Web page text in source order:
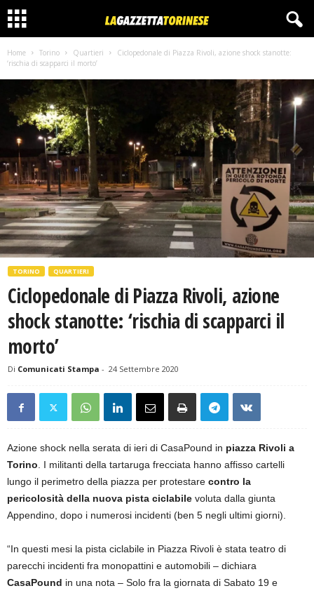
Home Torino Quartieri
Ciclopedonale di Piazza Rivoli, azione shock stanotte:
‘rischia di scapparci il morto’
TORINO QUARTIERI
Ciclopedonale di Piazza Rivoli, azione
shock stanotte: ‘rischia di scapparci il
morto’
Di Comunicati Stampa - 24 Settembre 2020
Azione shock nella serata di ieri di CasaPound in piazza Rivoli a
Torino. I militanti della tartaruga frecciata hanno affisso cartelli
lungo il perimetro della piazza per protestare contro la
pericolosità della nuova pista ciclabile voluta dalla giunta
Appendino, dopo i numerosi incidenti (ben 5 negli ultimi giorni).
“In questi mesi la pista ciclabile in Piazza Rivoli è stata teatro di
parecchi incidenti fra monopattini e automobili – dichiara
CasaPound in una nota – Solo fra la giornata di Sabato 19 e